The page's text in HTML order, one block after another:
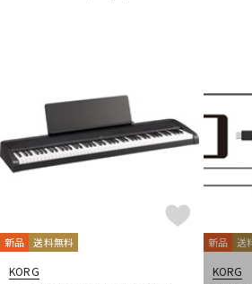
新品 送料無料
KORG
新品 送
KORG